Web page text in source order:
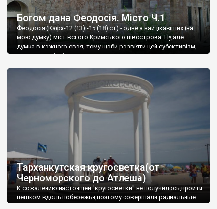
Богом дана Феодосія. Місто Ч.1
Феодосія (Кафа-12 (13) -15 (18) ст) - одне з найцікавіших (на
мою думку) міст всього Кримського півострова .Ну,але
думка в кожного своя, тому щоби розвіяти цей субєктивізм,
запрошую відвідати це
Тарханкутская кругосветка(от
Черноморского до Атлеша)
К сожалению настоящей "кругосветки" не получилось,пройти
пешком вдоль побережья,поэтому совершали радиальные